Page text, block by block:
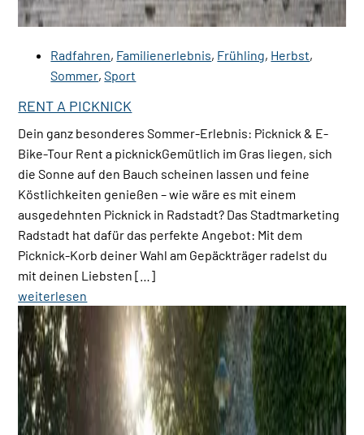
Radfahren, Familienerlebnis, Frühling, Herbst,
Sommer,Sport
RENT A PICKNICK
Dein ganz besonderes Sommer-Erlebnis: Picknick & E-
Bike-Tour Rent a picknickGemütlich im Gras liegen, sich
die Sonne auf den Bauch scheinen lassen und feine
Köstlichkeiten genießen – wie wäre es mit einem
ausgedehnten Picknick in Radstadt? Das Stadtmarketing
Radstadt hat dafür das perfekte Angebot: Mit dem
Picknick-Korb deiner Wahl am Gepäckträger radelst du
mit deinen Liebsten […]
weiterlesen